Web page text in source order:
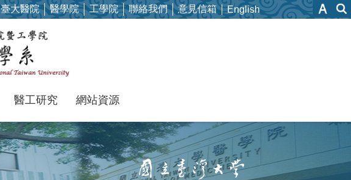
臺大醫院 醫學院 工學院 聯絡我們 意見信箱 English
醫工研究 網站資源